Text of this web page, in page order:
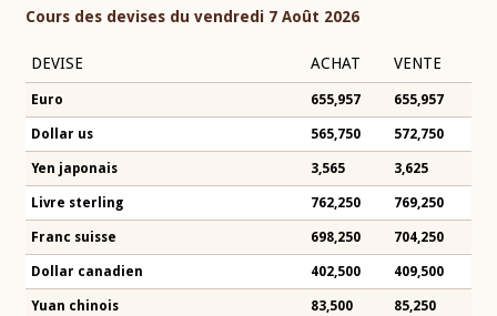
Cours des devises du vendredi 7 Août 2026
DEVISE ACHAT VENTE
Euro 655,957 655,957
Dollar us 565,750 572,750
Yen japonais 3,565 3,625
Livre sterling 762,250 769,250
Franc suisse 698,250 704,250
Dollar canadien 402,500 409,500
Yuan chinois 83,500 85,250